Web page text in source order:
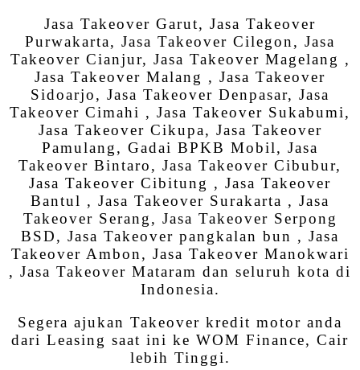
Jasa Takeover Garut, Jasa Takeover
Purwakarta, Jasa Takeover Cilegon, Jasa
Takeover Cianjur, Jasa Takeover Magelang ,
Jasa Takeover Malang , Jasa Takeover
Sidoarjo, Jasa Takeover Denpasar, Jasa
Takeover Cimahi , Jasa Takeover Sukabumi,
Jasa Takeover Cikupa, Jasa Takeover
Pamulang, Gadai BPKB Mobil, Jasa
Takeover Bintaro, Jasa Takeover Cibubur,
Jasa Takeover Cibitung , Jasa Takeover
Bantul , Jasa Takeover Surakarta , Jasa
Takeover Serang, Jasa Takeover Serpong
BSD, Jasa Takeover pangkalan bun , Jasa
Takeover Ambon, Jasa Takeover Manokwari
, Jasa Takeover Mataram dan seluruh kota di
Indonesia.
Segera ajukan Takeover kredit motor anda
dari Leasing saat ini ke WOM Finance, Cair
lebih Tinggi.